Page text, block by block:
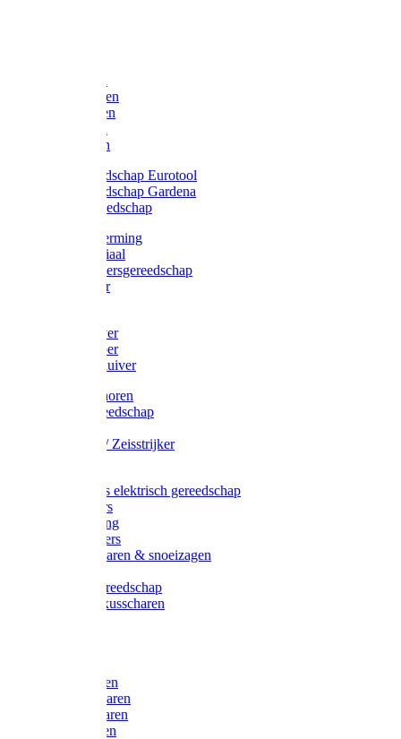
Gazonharken
Asfaltharken
Hooiharken
Handgereedschap Eurotool
Handgereedschap Gardena
Kindergereedschap
Kniebescherming
Afzetmateriaal
Stratenmakersgereedschap
Straathamer
Mestschuiver
Mestschraper
Sneeuwschuiver
Zeis toebehoren
Baggergereedschap
Wetstenen / Zeisstrijker
Accessoires elektrisch gereedschap
Grasmaaiers
Tuinreiniging
Robotmaaiers
Heggenscharen & snoeizagen
Klussen gereedschap
Gras & buxusscharen
Snoeischaren
Heggenscharen
Takkenscharen
Snoeimessen